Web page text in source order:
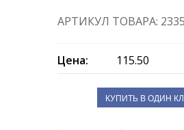
АРТИКУЛ ТОВАРА:
Цена: 115.50
КУПИТЬ В ОДИН